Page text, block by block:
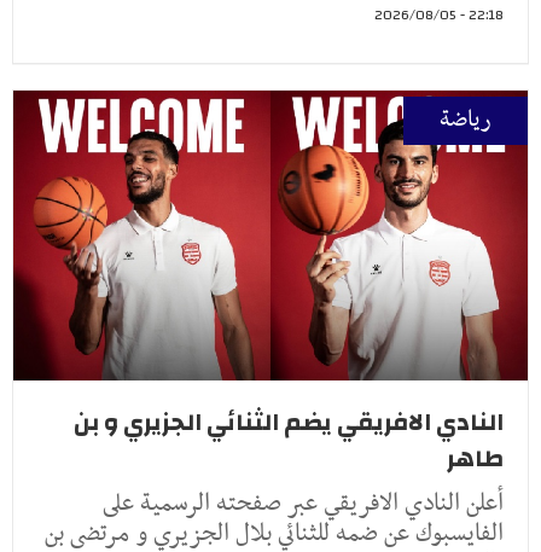
22:18 - 2026/08/05
رياضة
النادي الافريقي يضم الثنائي الجزيري و بن
طاهر
أعلن النادي الافريقي عبر صفحته الرسمية على
الفايسبوك عن ضمه للثنائي بلال الجزيري و مرتضى بن